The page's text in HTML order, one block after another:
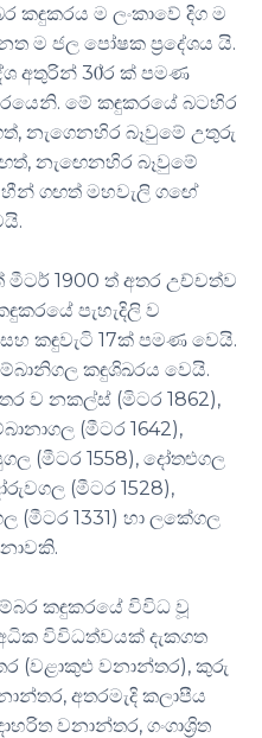
කඳුකරය ම ලංකාවේ දිග ම
ම ජල පෝෂක ප්‍රදේශය යි.
අතුරින් 30්‍ර ක් පමණ
මේ කඳුකරයේ බටහිර
නැගෙනහිර බෑවුමේ උතුරු
නැඟෙනහිර බෑවුමේ
ගඟත් මහවැලි ගඟේ
1900 ත් අතර උච්චත්ව
පැහැදිලි ව
කඳුවැටි 17ක් පමණ වෙයි.
කඳුශිඛරය වෙයි.
ව නකල්ස් (මිටර 1862),
(මීටර 1642),
(මීටර 1558), දෝතළුගල
(මීටර 1528),
(මීටර 1331) හා ලකේගල
කඳුකරයේ විවිධ වූ
විවිධත්වයක් දැකගත
(වළාකුළු වනාන්තර), කුරු
අතරමැදි කලාපීය
වනාන්තර, ගංගාශ්‍රිත